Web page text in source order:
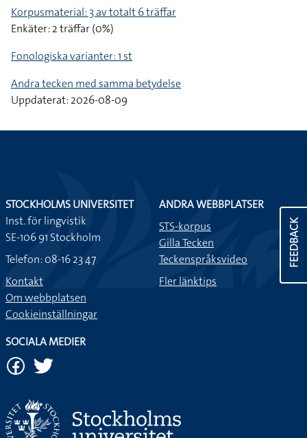
Korpusmaterial: 3 av totalt 6 träffar
Enkäter: 2 träffar (0%)
Fonologiska varianter: 1 st
Andra tecken med samma betydelse
Uppdaterat: 2026-08-09
FEEDBACK
STOCKHOLMS UNIVERSITET
Inst. för lingvistik
SE-106 91 Stockholm
Telefon: 08-16 23 47
Kontakt
Om webbplatsen
Cookieinställningar
ANDRA WEBBPLATSER
STS-korpus
Gilla Tecken
Teckenspråksvideo
Fler länktips
SOCIALA MEDIER